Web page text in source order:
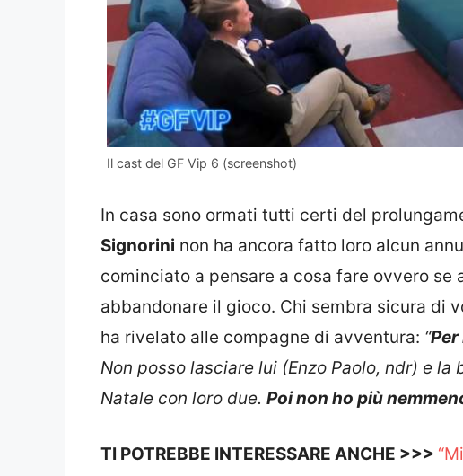
Il cast del GF Vip 6 (screenshot)
In casa sono ormati tutti certi del
Signorini non ha ancora fatto loro alcun
cominciato a pensare a cosa fare ovvero
abbandonare il gioco. Chi sembra sicura di
ha rivelato alle compagne di avventura: “
Non posso lasciare lui (Enzo Paolo, ndr) e
Natale con loro due. Poi non ho più
TI POTREBBE INTERESSARE ANCHE >>>